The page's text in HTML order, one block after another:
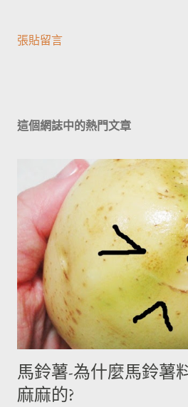
張貼留言
這個網誌中的熱門文章
馬鈴薯-為什麼馬鈴薯
麻麻的?